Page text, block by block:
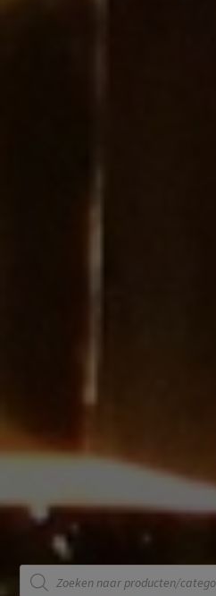
Producten
zoeken